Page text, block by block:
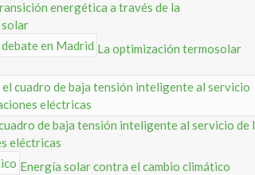
energética a través de la
solar
La optimización termosolar
de baja tensión inteligente al servicio de
eléctricas
Energía solar contra el cambio climático